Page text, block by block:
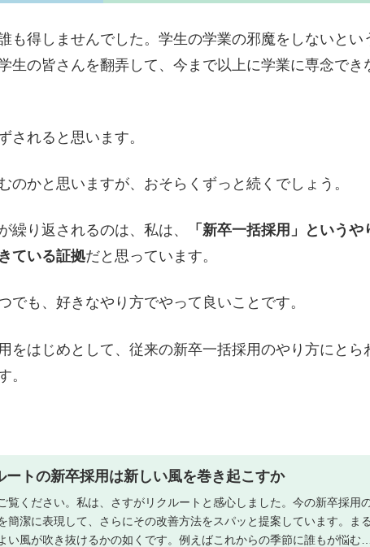
も得しませんでした。学生の学業の邪魔をしないとい
生の皆さんを翻弄して、今まで以上に学業に専念でき
されると思います。
のかと思いますが、おそらくずっと続くでしょう。
繰り返されるのは、私は、
「新卒一括採用」というや
ている証拠だと思っています。
でも、好きなやり方でやって良いことです。
をはじめとして、従来の新卒一括採用のやり方にとら
。
ートの新卒採用は新しい風を巻き起こすか
覧ください。私は、さすがリクルートと感心しました。今の新卒採用
簡潔に表現して、さらにその改善方法をスパッと提案しています。まる
い風が吹き抜けるかの如くです。例えばこれからの季節に誰もが悩む服